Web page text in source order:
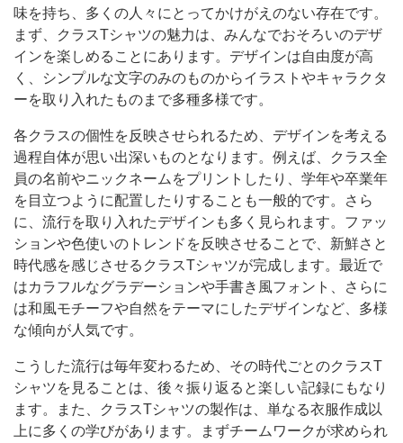
味を持ち、多くの人々にとってかけがえのない存在です。
まず、クラスTシャツの魅力は、みんなでおそろいのデザ
インを楽しめることにあります。デザインは自由度が高
く、シンプルな文字のみのものからイラストやキャラクタ
ーを取り入れたものまで多種多様です。
各クラスの個性を反映させられるため、デザインを考える
過程自体が思い出深いものとなります。例えば、クラス全
員の名前やニックネームをプリントしたり、学年や卒業年
を目立つように配置したりすることも一般的です。さら
に、流行を取り入れたデザインも多く見られます。ファッ
ションや色使いのトレンドを反映させることで、新鮮さと
時代感を感じさせるクラスTシャツが完成します。最近で
はカラフルなグラデーションや手書き風フォント、さらに
は和風モチーフや自然をテーマにしたデザインなど、多様
な傾向が人気です。
こうした流行は毎年変わるため、その時代ごとのクラスT
シャツを見ることは、後々振り返ると楽しい記録にもなり
ます。また、クラスTシャツの製作は、単なる衣服作成以
上に多くの学びがあります。まずチームワークが求められ